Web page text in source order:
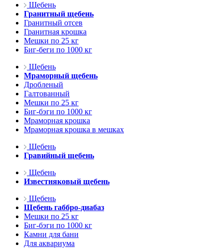
Щебень
Гранитный щебень
Гранитный отсев
Гранитная крошка
Мешки по 25 кг
Биг-беги по 1000 кг
Щебень
Мраморный щебень
Дробленый
Галтованный
Мешки по 25 кг
Биг-бэги по 1000 кг
Мраморная крошка
Мраморная крошка в мешках
Щебень
Гравийный щебень
Щебень
Известняковый щебень
Щебень
Щебень габбро-диабаз
Мешки по 25 кг
Биг-бэги по 1000 кг
Камни для бани
Для аквариума